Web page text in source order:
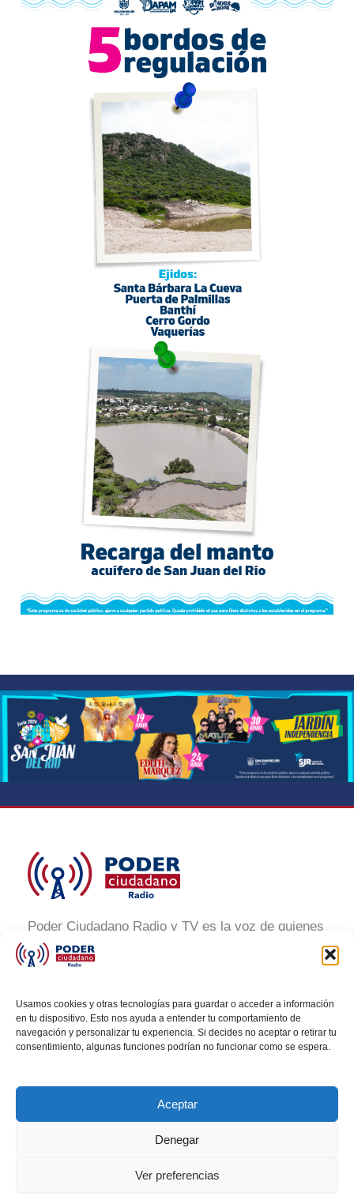
Usamos cookies y otras tecnologías para guardar o acceder a información
en tu dispositivo. Esto nos ayuda a entender tu comportamiento de
navegación y personalizar tu experiencia. Si decides no aceptar o retirar tu
consentimiento, algunas funciones podrían no funcionar como se espera.
Aceptar
Denegar
Ver preferencias
Poder Ciudadano Radio y TV es la voz de quienes
buscan un México informado y participativo.
Nuestro compromiso es conectar con la
transformación social a través de noticias claras,
veraces y al alcance de todos.